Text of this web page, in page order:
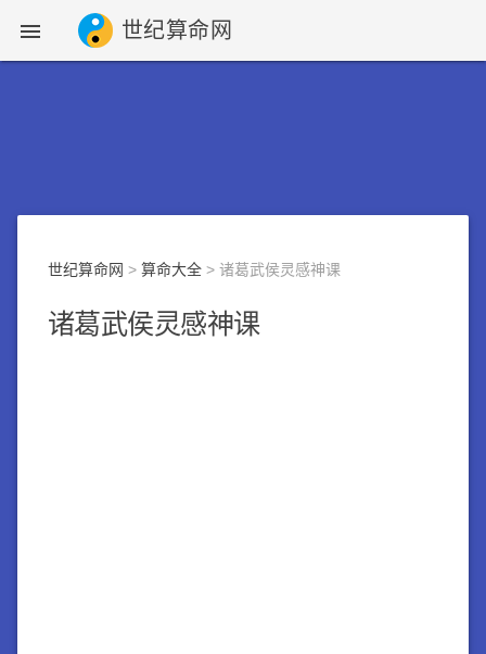
 世纪算命网
世纪算命网 > 算命大全 > 诸葛武侯灵感神课
诸葛武侯灵感神课